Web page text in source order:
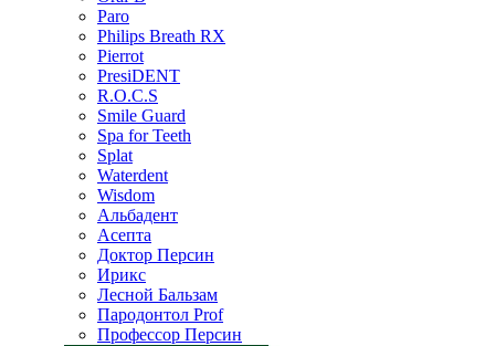
Paro
Philips Breath RX
Pierrot
PresiDENT
R.O.C.S
Smile Guard
Spa for Teeth
Splat
Waterdent
Wisdom
Альбадент
Асепта
Доктор Персин
Ирикс
Лесной Бальзам
Пародонтол Prof
Профессор Персин